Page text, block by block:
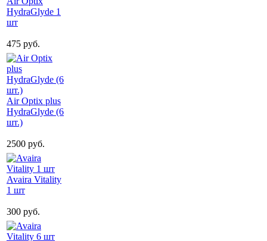
HydraGlyde 1
шт
475 руб.
Air Optix plus
HydraGlyde (6
шт.)
2500 руб.
Avaira Vitality
1 шт
300 руб.